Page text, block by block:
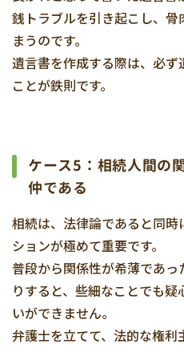
銭トラブルを引き起こし、
まうのです。
遺言書を作成する際は、必
ことが鉄則です。
ケース5：相続人間の
仲である
相続は、法律論であると同
ションが極めて重要です。
普段から関係性が希薄であ
りすると、些細なことでも
いができません。
弁護士を立てて、法的な権